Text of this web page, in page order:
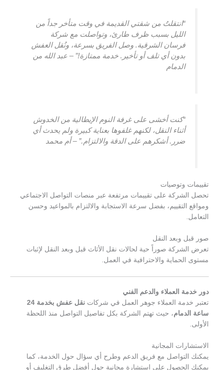
“انتقلتُ من شقتي القديمة في وقت متأخر جداً من
الليل بسبب ظرف طارئ، وتواصلت مع شركة
فرسان الشرقية. وصل الفريق بسرعة، ونُقل العفش
بدون أي تلف أو تأخير. خدمة ممتازة!” – عبد الله من
الدمام
“كنت أخشى على غرفة النوم الإيطالية من الخدوش
أثناء النقل، لكنهم غلفوها بعناية كبيرة ولم يحدث أي
ضرر. أشكرهم على الدقة والالتزام.” – أم محمد
تقييمات وتوصيات
تحصل الشركة على تقييمات مرتفعة عبر منصات التواصل الاجتماعي
ومواقع التقييم، بفضل سرعة الاستجابة والالتزام بالمواعيد وحسن
التعامل.
صور قبل وبعد النقل
تعرض الشركة صوراً حية لحالات نقل الأثاث قبل وبعد النقل لإثبات
مستوى الحماية والاحترافية في العمل.
دور خدمة العملاء والدعم الفني
تعتبر خدمة العملاء جوهر العمل في شركات
نقل عفش بخدمة 24
ساعة الدمام، حيث تهتم الشركة بكل تفاصيل التواصل منذ اللحظة
الأولى.
الاستشارات المجانية
يمكنك التواصل مع فريق الدعم وطرح أي سؤال حول الخدمة، كما
يمكنك الحصول على استشارة مجانية حول أفضل طرق التغليف أو